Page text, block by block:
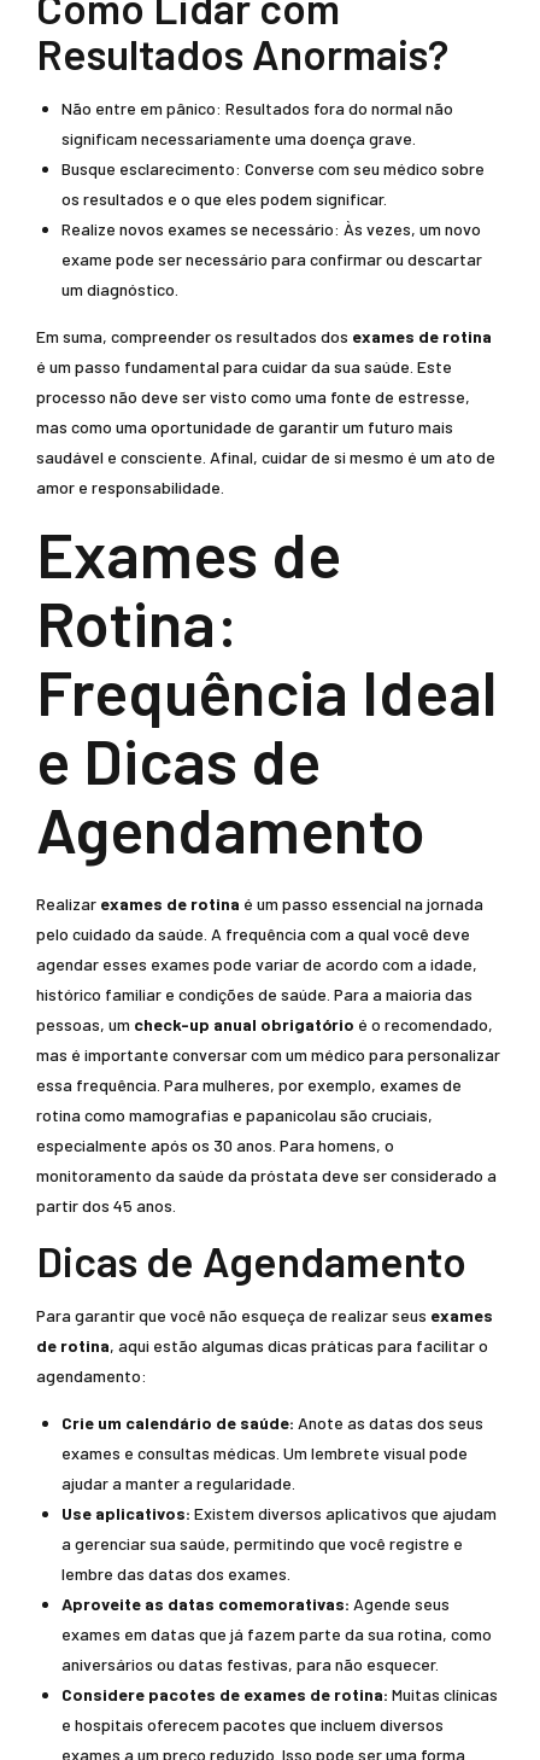
Resultados Anormais?
Não entre em pânico: Resultados fora do normal não
significam necessariamente uma doença grave.
Busque esclarecimento: Converse com seu médico sobre
os resultados e o que eles podem significar.
Realize novos exames se necessário: Às vezes, um novo
exame pode ser necessário para confirmar ou descartar
um diagnóstico.
Em suma, compreender os resultados dos exames de rotina
é um passo fundamental para cuidar da sua saúde. Este
processo não deve ser visto como uma fonte de estresse,
mas como uma oportunidade de garantir um futuro mais
saudável e consciente. Afinal, cuidar de si mesmo é um ato de
amor e responsabilidade.
Exames de
Rotina:
Frequência Ideal
e Dicas de
Agendamento
Realizar exames de rotina é um passo essencial na jornada
pelo cuidado da saúde. A frequência com a qual você deve
agendar esses exames pode variar de acordo com a idade,
histórico familiar e condições de saúde. Para a maioria das
pessoas, um check-up anual obrigatório é o recomendado,
mas é importante conversar com um médico para personalizar
essa frequência. Para mulheres, por exemplo, exames de
rotina como mamografias e papanicolau são cruciais,
especialmente após os 30 anos. Para homens, o
monitoramento da saúde da próstata deve ser considerado a
partir dos 45 anos.
Dicas de Agendamento
Para garantir que você não esqueça de realizar seus exames
de rotina, aqui estão algumas dicas práticas para facilitar o
agendamento:
Crie um calendário de saúde: Anote as datas dos seus
exames e consultas médicas. Um lembrete visual pode
ajudar a manter a regularidade.
Use aplicativos: Existem diversos aplicativos que ajudam
a gerenciar sua saúde, permitindo que você registre e
lembre das datas dos exames.
Aproveite as datas comemorativas: Agende seus
exames em datas que já fazem parte da sua rotina, como
aniversários ou datas festivas, para não esquecer.
Considere pacotes de exames de rotina: Muitas clínicas
e hospitais oferecem pacotes que incluem diversos
exames a um preço reduzido. Isso pode ser uma forma